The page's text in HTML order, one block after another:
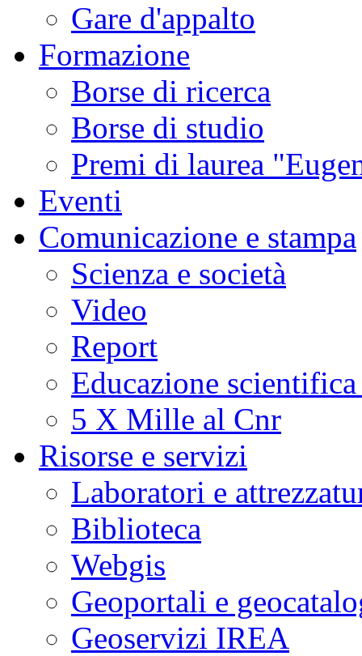
Gare d'appalto
Formazione
Borse di ricerca
Borse di studio
Premi di laurea
Eventi
Comunicazione e stampa
Scienza e società
Video
Report
Educazione
5 X Mille al Cnr
Risorse e servizi
Laboratori e
Biblioteca
Webgis
Geoportali e
Geoservizi IREA